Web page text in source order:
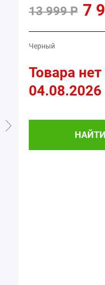
13 999 Р 7
Черный
Товара
04.08.2026